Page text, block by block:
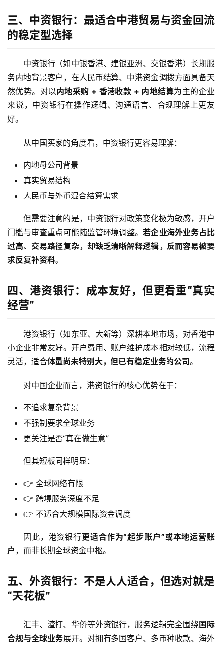
三、中资银行：最适合中港贸易与资金回流
的稳定型选择
中资银行（如中银香港、建银亚洲、交银香港）长期服
务内地背景客户，在人民币结算、中港资金调拨方面具备天
然优势。对以内地采购 + 香港收款 + 内地结算为主的企业
来说，中资银行在操作逻辑、沟通语言、合规理解上更友
好。
从中国买家的角度看，中资银行更容易理解：
内地母公司背景
真实贸易结构
人民币与外币混合结算需求
但需要注意的是，中资银行对政策变化极为敏感，开户
门槛与审查重点可能随监管环境调整。若企业海外业务占比
过高、交易路径复杂，却缺乏清晰解释逻辑，反而容易被要
求反复补资料。
四、港资银行：成本友好，但更看重“真实
经营”
港资银行（如东亚、大新等）深耕本地市场，对香港中
小企业非常友好。开户费用、账户维护成本相对较低，流程
灵活，适合体量尚未特别大，但已有稳定业务的公司。
对中国企业而言，港资银行的核心优势在于：
不追求复杂背景
不强制要求全球业务
更关注是否“真在做生意”
但其短板同样明显：
👉 全球网络有限
👉 跨境服务深度不足
👉 不适合大规模国际资金调度
因此，港资银行更适合作为“起步账户”或本地运营账
户 ，而非长期全球资金中枢。
五、外资银行：不是人人适合，但选对就是
“天花板”
汇丰、渣打、华侨等外资银行，服务逻辑完全围绕 国际
合规与全球业务展开。对拥有多国客户、多币种收款、海外